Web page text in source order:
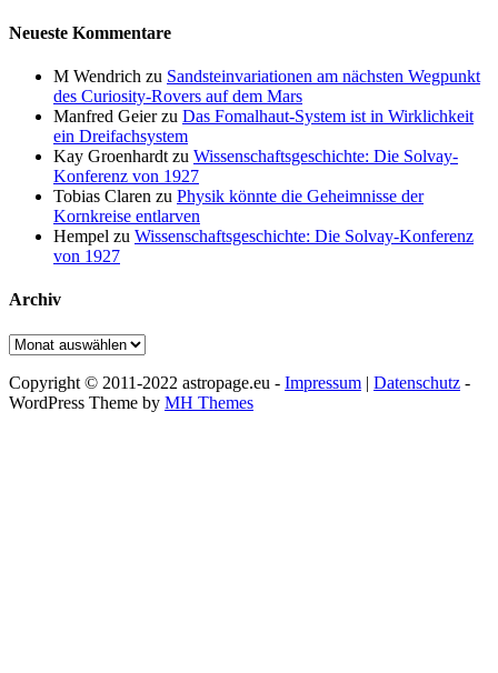
Neueste Kommentare
M Wendrich zu Sandsteinvariationen am nächsten Wegpunkt
des Curiosity-Rovers auf dem Mars
Manfred Geierzu Das Fomalhaut-System ist in Wirklichkeit
ein Dreifachsystem
Kay Groenhardt zu Wissenschaftsgeschichte: Die Solvay-
Konferenz von 1927
Tobias Claren zu Physik könnte die Geheimnisse der
Kornkreise entlarven
Hempel zu Wissenschaftsgeschichte: Die Solvay-Konferenz
von 1927
Archiv
Archiv
Copyright © 2011-2022 astropage.eu - Impressum | Datenschutz -
WordPress Theme by MH Themes